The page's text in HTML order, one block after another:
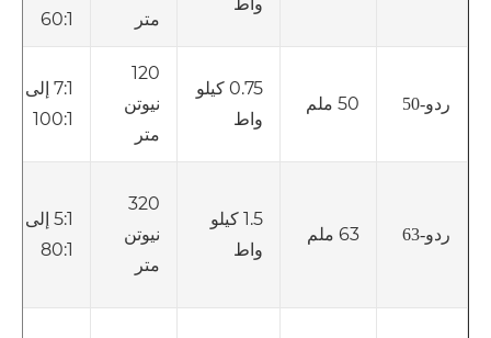
متر
60:1
ردو-50 50 ملم
0.75 كيلو
واط
120
نيوتن
متر
7:1 إلى
100:1
ردو-63 63 ملم
1.5 كيلو
واط
320
نيوتن
متر
5:1 إلى
80:1